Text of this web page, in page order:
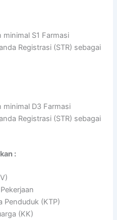
S1 Farmasi
Registrasi (STR) sebagai
minimal D3 Farmasi
Registrasi (STR) sebagai
:
Penduduk (KTP)
(KK)